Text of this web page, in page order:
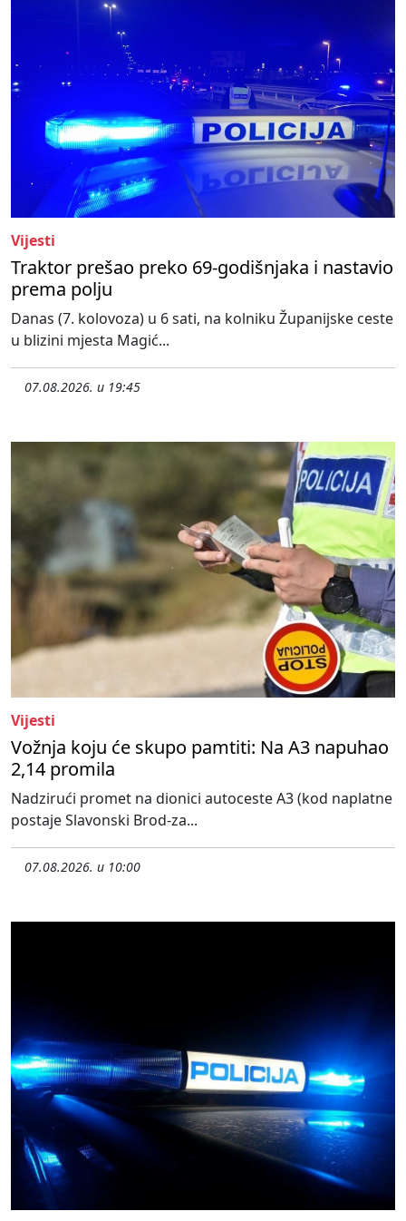
Vijesti
Traktor prešao preko 69-godišnjaka i nastavio
prema polju
Danas (7. kolovoza) u 6 sati, na kolniku Županijske ceste
u blizini mjesta Magić...
07.08.2026. u 19:45
Vijesti
Vožnja koju će skupo pamtiti: Na A3 napuhao
2,14 promila
Nadzirući promet na dionici autoceste A3 (kod naplatne
postaje Slavonski Brod-za...
07.08.2026. u 10:00